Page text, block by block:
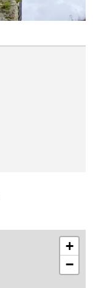
+
−